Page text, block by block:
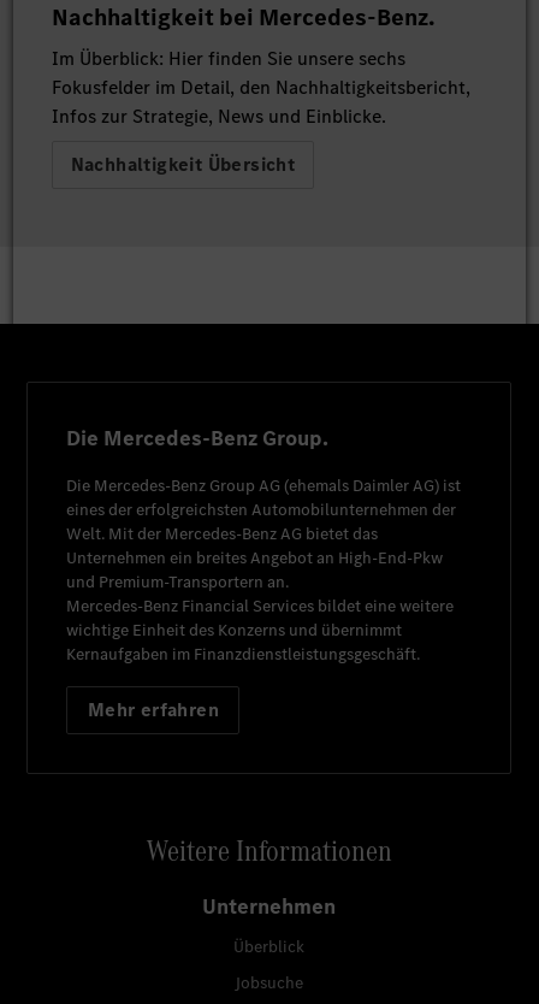
Nachhaltigkeit bei Mercedes-Benz.
Im Überblick: Hier finden Sie unsere sechs
Fokusfelder im Detail, den Nachhaltigkeitsbericht,
Infos zur Strategie, News und Einblicke.
Nachhaltigkeit Übersicht
Die Mercedes-Benz Group.
Die Mercedes-Benz Group AG (ehemals Daimler AG) ist
eines der erfolgreichsten Automobilunternehmen der
Welt. Mit der Mercedes-Benz AG bietet das
Unternehmen ein breites Angebot an High-End-Pkw
und Premium-Transportern an.
Mercedes-Benz Financial Services bildet eine weitere
wichtige Einheit des Konzerns und übernimmt
Kernaufgaben im Finanzdienstleistungsgeschäft.
Mehr erfahren
Weitere Informationen
Unternehmen
Überblick
Jobsuche